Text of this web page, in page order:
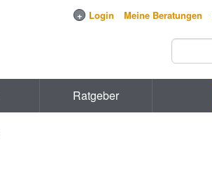
+ Login Meine Beratungen
Ratgeber